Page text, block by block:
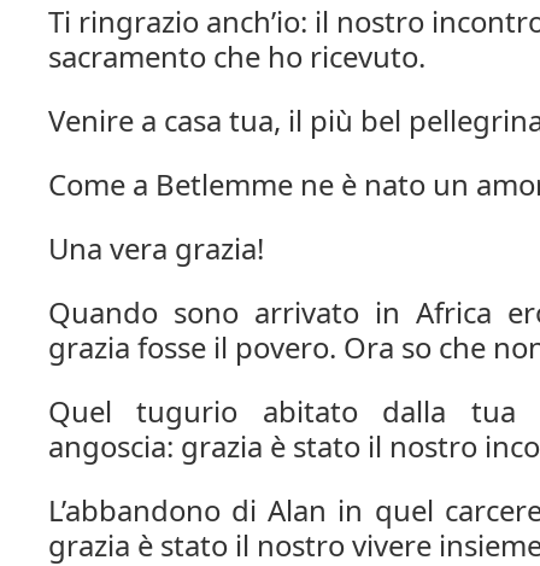
Ti ringrazio anch’io: il nostro
sacramento che ho ricevuto.
Venire a casa tua, il più bel
Come a Betlemme ne è nato un
Una vera grazia!
Quando sono arrivato in Africa
grazia fosse il povero. Ora so che
Quel tugurio abitato dalla tua
angoscia: grazia è stato il nostro
L’abbandono di Alan in quel
grazia è stato il nostro vivere